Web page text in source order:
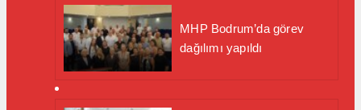
MHP Bodrum’da görev
dağılımı yapıldı